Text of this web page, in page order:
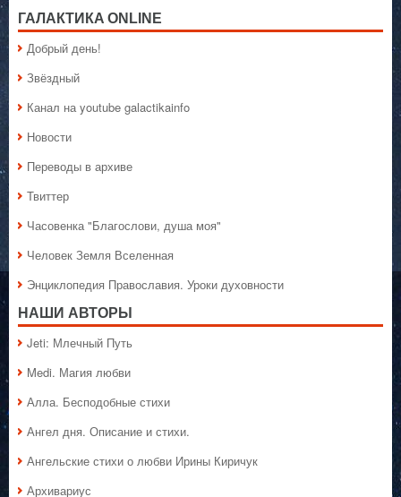
ГАЛАКТИКA ONLINE
Добрый день!
Звёздный
Канал на youtube galactikainfo
Новости
Переводы в архиве
Твиттер
Часовенка "Благослови, душа моя"
Человек Земля Вселенная
Энциклопедия Православия. Уроки духовности
НАШИ АВТОРЫ
Jeti: Млечный Путь
Medi. Магия любви
Алла. Бесподобные стихи
Ангел дня. Описание и стихи.
Ангельские стихи о любви Ирины Киричук
Архивариус